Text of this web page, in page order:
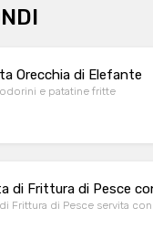
Orecchia di Elefante
e patatine fritte
di Frittura di Pesce
Frittura di Pesce servita